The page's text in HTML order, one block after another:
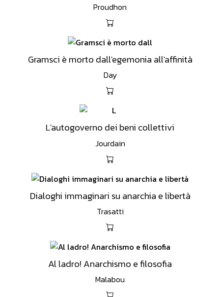
Proudhon
Gramsci è morto dall'egemonia all'affinità
Day
L'autogoverno dei beni collettivi
Jourdain
Dialoghi immaginari su anarchia e libertà
Trasatti
Al ladro! Anarchismo e filosofia
Malabou